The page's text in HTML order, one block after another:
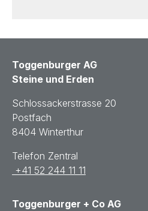
Toggenburger AG
Steine und Erden
Schlossackerstrasse 20
Postfach
8404 Winterthur
Telefon Zentral
+41 52 244 11 11
Toggenburger + Co AG